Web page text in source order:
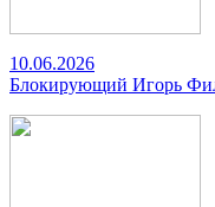
10.06.2026
Блокирующий Игорь